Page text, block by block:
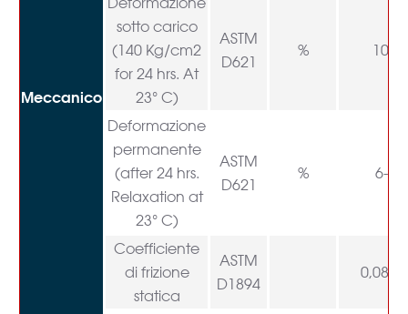
Meccanico
sotto carico
(140 Kg/cm2
for 24 hrs. At
23° C)
ASTM
D621
% 10-
Deformazione
permanente
(after 24 hrs.
Relaxation at
23° C)
ASTM
D621
% 6-7,5
Coefficiente
di frizione
statica
ASTM
D1894
0,08-